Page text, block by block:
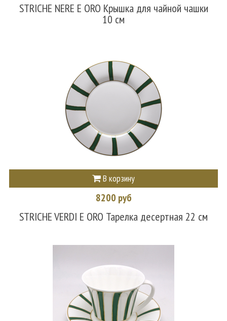
STRICHE NERE E ORO Крышка для чайной чашки
10 см
В корзину
8200 руб
STRICHE VERDI E ORO Тарелка десертная 22 см